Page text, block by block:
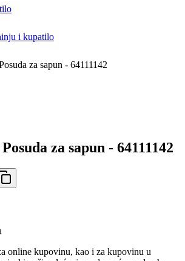
i kupatilo
za sapun - 64111142
za sapun - 64111142
online kupovinu, kao i za kupovinu u